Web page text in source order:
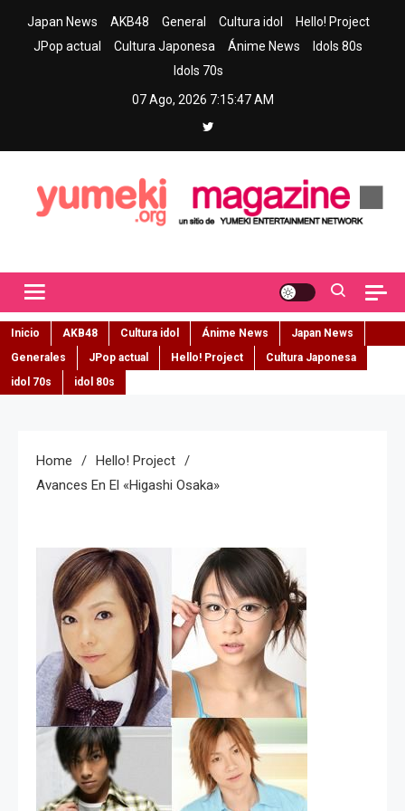
Japan News AKB48 General Cultura idol
Hello! Project
JPop actual
Cultura Japonesa Ánime News
Idols 80s
Idols 70s
07 Ago, 2026 7:15:48 AM
Inicio AKB48 Cultura idol Ánime News
Japan News
Generales
JPop actual Hello! Project
Cultura Japonesa
idol 70s
idol 80s
Home
Hello! Project
Avances En El «Higashi Osaka»